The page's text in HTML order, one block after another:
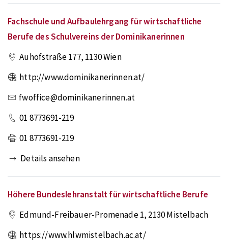
Fachschule und Aufbaulehrgang für wirtschaftliche
Berufe des Schulvereins der Dominikanerinnen
Auhofstraße 177, 1130Wien
http://www.dominikanerinnen.at/
fwoffice@dominikanerinnen.at
01 8773691-219
01 8773691-219
Details ansehen
Höhere Bundeslehranstalt für wirtschaftliche Berufe
Edmund-Freibauer-Promenade 1, 2130Mistelbach
https://www.hlwmistelbach.ac.at/